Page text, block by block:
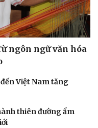
ngôn ngữ văn hóa
Việt Nam tăng
thiên đường ẩm